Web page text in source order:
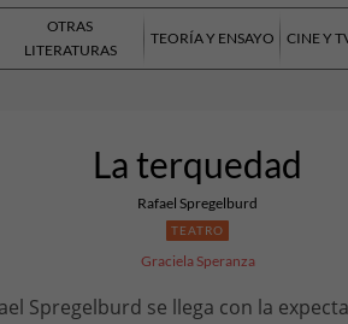
OTRAS
LITERATURAS
TEORÍA Y ENSAYO CINE Y
La terquedad
Rafael Spregelburd
TEATRO
Graciela Speranza
Spregelburd se llega con la